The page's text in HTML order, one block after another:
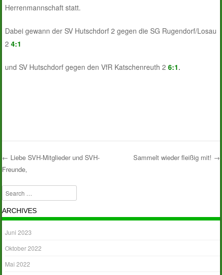
Herrenmannschaft statt.
Dabei gewann der SV Hutschdorf 2 gegen die SG Rugendorf/Losau
2 4:1
und SV Hutschdorf gegen den VfR Katschenreuth 2 6:1.
Post navigation
← Liebe SVH-Mitglieder und SVH-
Freunde,
Sammelt wieder fleißig mit! →
Search
ARCHIVES
Juni 2023
Oktober 2022
Mai 2022